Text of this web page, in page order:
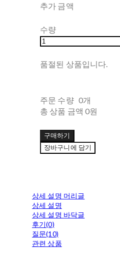
추가 금액
수량
품절된 상품입니다.
주문 수량 0개
총 상품 금액 0원
구매하기
장바구니에 담기
상세 설명 머리글
상세 설명
상세 설명 바닥글
후기(0)
질문(10)
관련 상품